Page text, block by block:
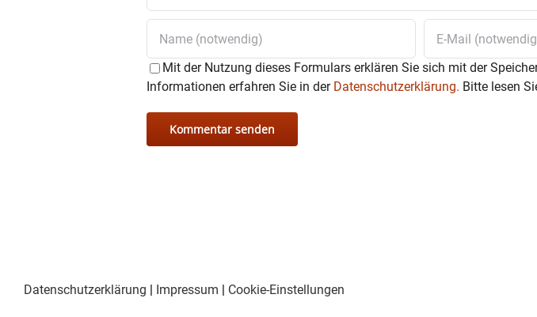
Mit der Nutzung dieses Formulars erklären Sie sich mit der
Informationen erfahren Sie in der Datenschutzerklärung. Bitte lesen
Datenschutzerklärung | Impressum | Cookie-Einstellungen